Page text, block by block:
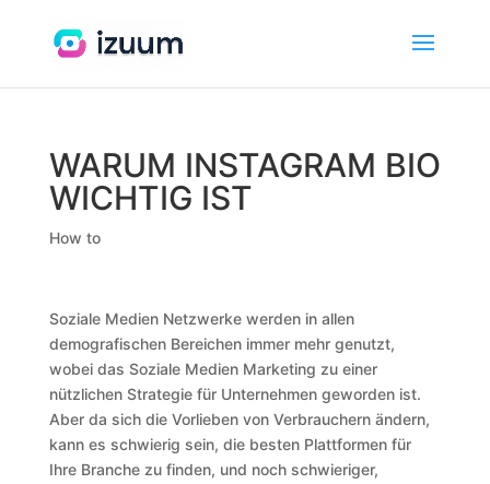
WARUM INSTAGRAM BIO
WICHTIG IST
How to
Soziale Medien Netzwerke werden in allen
demografischen Bereichen immer mehr genutzt,
wobei das Soziale Medien Marketing zu einer
nützlichen Strategie für Unternehmen geworden ist.
Aber da sich die Vorlieben von Verbrauchern ändern,
kann es schwierig sein, die besten Plattformen für
Ihre Branche zu finden, und noch schwieriger,